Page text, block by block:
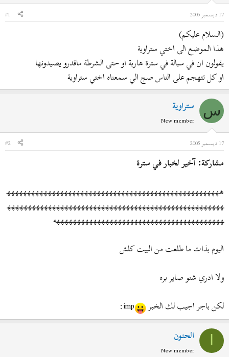
ل
م
و
ض
و
ع
ل
ب
د
ء
17 ديسمبر 2005
#1
(السلام عليكم)
هذا الموضع الى اختي ستراوية
يقولون ان في سبالة في سترة هاربة او حتى الشرطة ماقدرو يصيدونها
او كل تتهجم على الناس صج الي سمعناه اختي ستراوية
س ستراوية
New member
17 ديسمبر 2005
#2
مشاركة: آخير لخبار في سترة
ههههههههههههههههههههههههههههههههههههههههههههههههههههه
ههههههههههههههههههههههههههههههههههههههههههههههههههههه
هههههههههههههههههههههههههههههههههههههههههه
اليوم بذات ما طلعت من البيت كلش
ولا ادري شنو صاير بره
لكن باجر اجيب لك الخبر
imp:
الحنون
New member